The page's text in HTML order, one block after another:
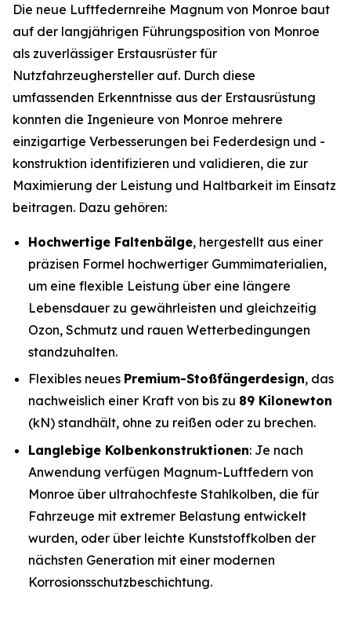
Die neue Luftfedernreihe Magnum von Monroe baut
auf der langjährigen Führungsposition von Monroe
als zuverlässiger Erstausrüster für
Nutzfahrzeughersteller auf. Durch diese
umfassenden Erkenntnisse aus der Erstausrüstung
konnten die Ingenieure von Monroe mehrere
einzigartige Verbesserungen bei Federdesign und -
konstruktion identifizieren und validieren, die zur
Maximierung der Leistung und Haltbarkeit im Einsatz
beitragen. Dazu gehören:
Hochwertige Faltenbälge, hergestellt aus einer
präzisen Formel hochwertiger Gummimaterialien,
um eine flexible Leistung über eine längere
Lebensdauer zu gewährleisten und gleichzeitig
Ozon, Schmutz und rauen Wetterbedingungen
standzuhalten.
Flexibles neues Premium-Stoßfängerdesign, das
nachweislich einer Kraft von bis zu 89 Kilonewton
(kN) standhält, ohne zu reißen oder zu brechen.
Langlebige Kolbenkonstruktionen: Je nach
Anwendung verfügen Magnum-Luftfedern von
Monroe über ultrahochfeste Stahlkolben, die für
Fahrzeuge mit extremer Belastung entwickelt
wurden, oder über leichte Kunststoffkolben der
nächsten Generation mit einer modernen
Korrosionsschutzbeschichtung.